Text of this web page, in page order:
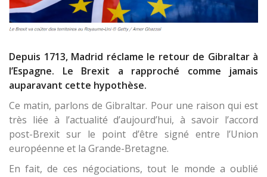
Depuis 1713, Madrid réclame le retour de Gibraltar à
l’Espagne. Le Brexit a rapproché comme jamais
auparavant cette hypothèse.
Ce matin, parlons de Gibraltar. Pour une raison qui est
très liée à l’actualité d’aujourd’hui, à savoir l’accord
post-Brexit sur le point d’être signé entre l’Union
européenne et la Grande-Bretagne.
En fait, de ces négociations, tout le monde a oublié